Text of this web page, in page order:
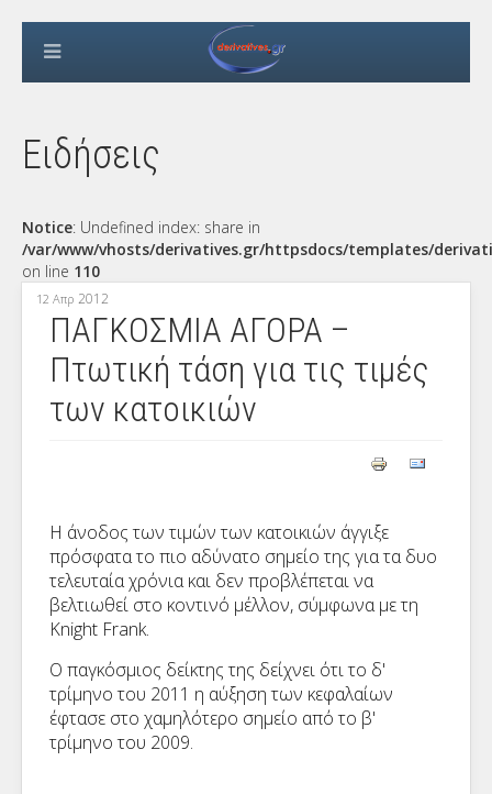
Ειδήσεις
Notice: Undefined index: share in
/var/www/vhosts/derivatives.gr/httpsdocs/templates/
on line 110
12 Απρ 2012
ΠΑΓΚΟΣΜΙΑ ΑΓΟΡΑ –
Πτωτική τάση για τις τιμές
των κατοικιών
Η άνοδος των τιμών των κατοικιών άγγιξε
πρόσφατα το πιο αδύνατο σημείο της για τα δυο
τελευταία χρόνια και δεν προβλέπεται να
βελτιωθεί στο κοντινό μέλλον, σύμφωνα με τη
Knight Frank.
Ο παγκόσμιος δείκτης της δείχνει ότι το δ'
τρίμηνο του 2011 η αύξηση των κεφαλαίων
έφτασε στο χαμηλότερο σημείο από το β'
τρίμηνο του 2009.